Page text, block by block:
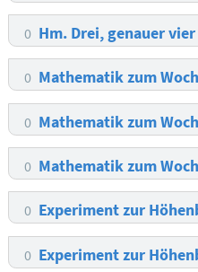
0 Hm. Drei, genauer
0 Mathematik zum
0 Mathematik zum
0 Mathematik zum
0 Experiment zur
0 Experiment zur